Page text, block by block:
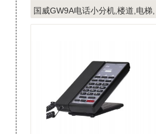
国威GW9A电话小分机,楼道,电梯,